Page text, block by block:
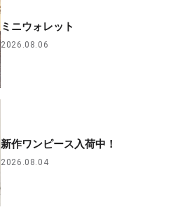
ミニウォレット
2026.08.06
新作ワンピース入荷中！
2026.08.04